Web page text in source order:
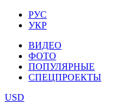
РУС
УКР
ВИДЕО
ФОТО
ПОПУЛЯРНЫЕ
СПЕЦПРОЕКТЫ
USD